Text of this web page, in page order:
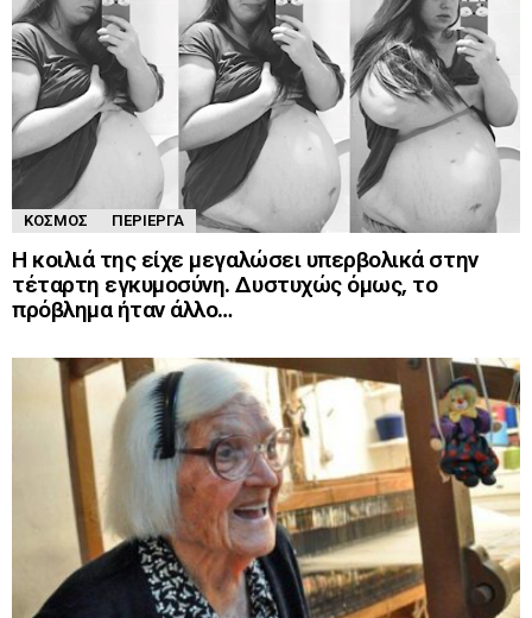
ΚΌΣΜΟΣ ΠΕΡΊΕΡΓΑ
Η κοιλιά της είχε μεγαλώσει υπερβολικά στην
τέταρτη εγκυμοσύνη. Δυστυχώς όμως, το
πρόβλημα ήταν άλλο…